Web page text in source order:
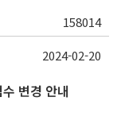
158014
변경 안내
2024-02-20